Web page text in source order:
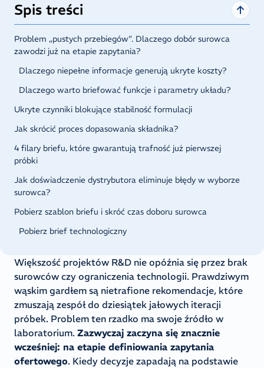
Większość projektów R&D nie opóźnia się przez brak
surowców czy ograniczenia technologii. Prawdziwym
wąskim gardłem są nietrafione rekomendacje, które
zmuszają zespół do dziesiątek jałowych iteracji
próbek. Problem ten rzadko ma swoje źródło w
laboratorium. Zazwyczaj zaczyna się znacznie
wcześniej: na etapie definiowania zapytania
ofertowego. Kiedy decyzje zapadają na podstawie
Spis treści
Problem „pustych przebiegów”. Dlaczego dobór surowca
zawodzi już na etapie zapytania?
Dlaczego niepełne informacje generują ukryte koszty?
Dlaczego warto briefować funkcje i parametry układu?
Ukryte czynniki blokujące stabilność formulacji
Jak skrócić proces dopasowania składnika?
4 filary briefu, które gwarantują trafność już pierwszej
próbki
Jak doświadczenie dystrybutora eliminuje błędy w wyborze
surowca?
Pobierz szablon briefu i skróć czas doboru surowca
Pobierz brief technologiczny